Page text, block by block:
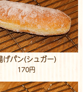
げパン(シュガー)
170円